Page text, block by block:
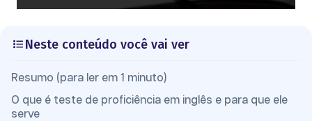
Neste conteúdo você vai ver
Resumo (para ler em 1 minuto)
O que é teste de proficiência em inglês e para que ele
serve